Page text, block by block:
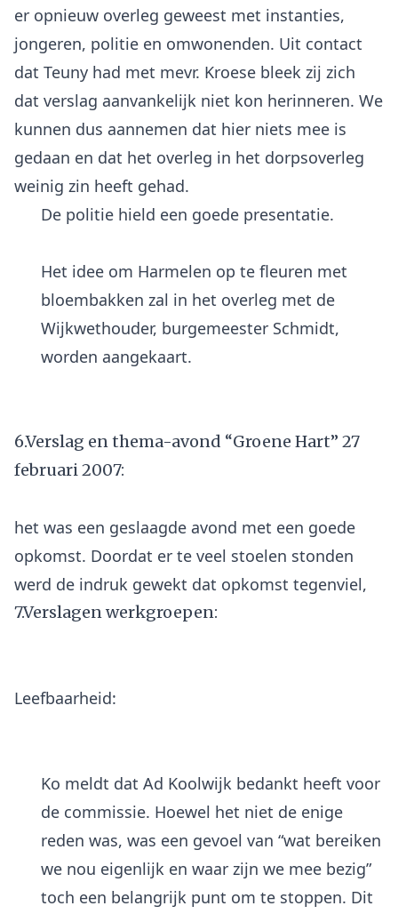
er opnieuw overleg geweest met instanties,
jongeren, politie en omwonenden. Uit contact
dat Teuny had met mevr. Kroese bleek zij zich
dat verslag aanvankelijk niet kon herinneren. We
kunnen dus aannemen dat hier niets mee is
gedaan en dat het overleg in het dorpsoverleg
De politie hield een goede presentatie.
Het idee om Harmelen op te fleuren met
bloembakken zal in het overleg met de
Wijkwethouder, burgemeester Schmidt,
worden aangekaart.
6.Verslag en thema-avond “Groene Hart” 27
februari 2007:
het was een geslaagde avond met een goede
opkomst. Doordat er te veel stoelen stonden
7.Verslagen werkgroepen:
Leefbaarheid:
Ko meldt dat Ad Koolwijk bedankt heeft voor
de commissie. Hoewel het niet de enige
reden was, was een gevoel van “wat bereiken
we nou eigenlijk en waar zijn we mee bezig”
toch een belangrijk punt om te stoppen. Dit